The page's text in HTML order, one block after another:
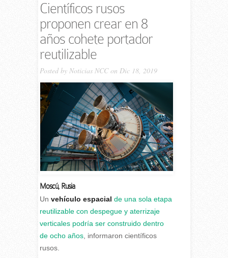
Científicos rusos
proponen crear en 8
años cohete portador
reutilizable
Posted by Noticias NCCon Dic 18, 2019
Moscú, Rusia
Un vehículo espacial de una sola etapa
reutilizable con despegue y aterrizaje
verticales podría ser construido dentro
de ocho años, informaron científicos
rusos.